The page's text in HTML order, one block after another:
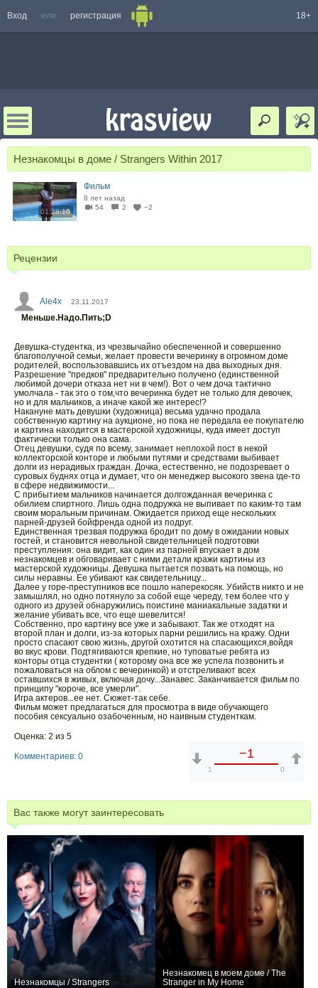
Вход или регистрация 18+
Незнакомцы в доме / Strangers Within 2017
01:28:10
Фильм
8 лет назад
54
2 −2
Рецензии
Ale4x 23.11.2017
Меньше.Надо.Пить;D
Девушка-студентка, из чрезвычайно обеспеченной и совершенно
благополучной семьи, желает провести вечеринку в огромном доме
родителей, воспользовавшись их отъездом на два выходных дня.
Разрешение "предков" предварительно получено (единственной
любимой дочери отказа нет ни в чем!). Вот о чем доча тактично
умолчала - так это о том,что вечеринка будет не только для девочек,
но и для мальчиков, а иначе какой же интерес!?
Накануне мать девушки (художница) весьма удачно продала
собственную картину на аукционе, но пока не передала ее покупателю
и картина находится в мастерской художницы, куда имеет доступ
фактически только она сама.
Отец девушки, судя по всему, занимает неплохой пост в некой
коллекторской конторе и любыми путями и средствами выбивает
долги из нерадивых граждан. Дочка, естественно, не подозревает о
суровых буднях отца и думает, что он менеджер высокого звена где-то
в сфере недвижимости...
С прибытием мальчиков начинается долгожданная вечеринка с
обилием спиртного. Лишь одна подружка не выпивает по каким-то там
своим моральным причинам. Ожидается приход еще нескольких
парней-друзей бойфренда одной из подруг.
Единственная трезвая подружка бродит по дому в ожидании новых
гостей, и становится невольной свидетельницей подготовки
преступления: она видит, как один из парней впускает в дом
незнакомцев и обговаривает с ними детали кражи картины из
мастерской художницы. Девушка пытается позвать на помощь, но
силы неравны. Ее убивают как свидетельницу...
Далее у горе-преступников все пошло наперекосяк. Убийств никто и не
замышлял, но одно потянуло за собой еще череду, тем более что у
одного из друзей обнаружились поистине маниакальные задатки и
желание убивать все, что еще шевелится!
Собственно, про картину все уже и забывают. Так же отходят на
второй план и долги, из-за которых парни решились на кражу. Одни
просто спасают свою жизнь, другой охотится на спасающихся,войдя
во вкус крови. Подтягиваются крепкие, но туповатые ребята из
конторы отца студентки ( которому она все же успела позвонить и
пожаловаться на облом с вечеринкой) и отстреливают всех
оставшихся в живых, включая дочу...Занавес. Заканчивается фильм по
принципу "короче, все умерли".
Игра актеров...ее нет. Сюжет-так себе.
Фильм может предлагаться для просмотра в виде обучающего
пособия сексуально озабоченным, но наивным студенткам.
Оценка: 2 из 5
Комментариев: 0
−1
1 0
Вас также могут заинтересовать
Незнакомцы / Strangers
Незнакомец в моем доме / The
Stranger in My Home